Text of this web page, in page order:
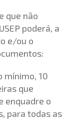
que não
poderá, a
e/ou o
mínimo, 10
que
enquadre o
para todas as